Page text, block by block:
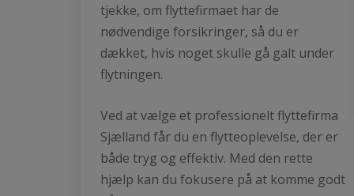
tjekke, om flyttefirmaet har de
nødvendige forsikringer, så du er
dækket, hvis noget skulle gå galt under
flytningen.
Ved at vælge et professionelt flyttefirma
Sjælland får du en flytteoplevelse, der er
både tryg og effektiv. Med den rette
hjælp kan du fokusere på at komme godt